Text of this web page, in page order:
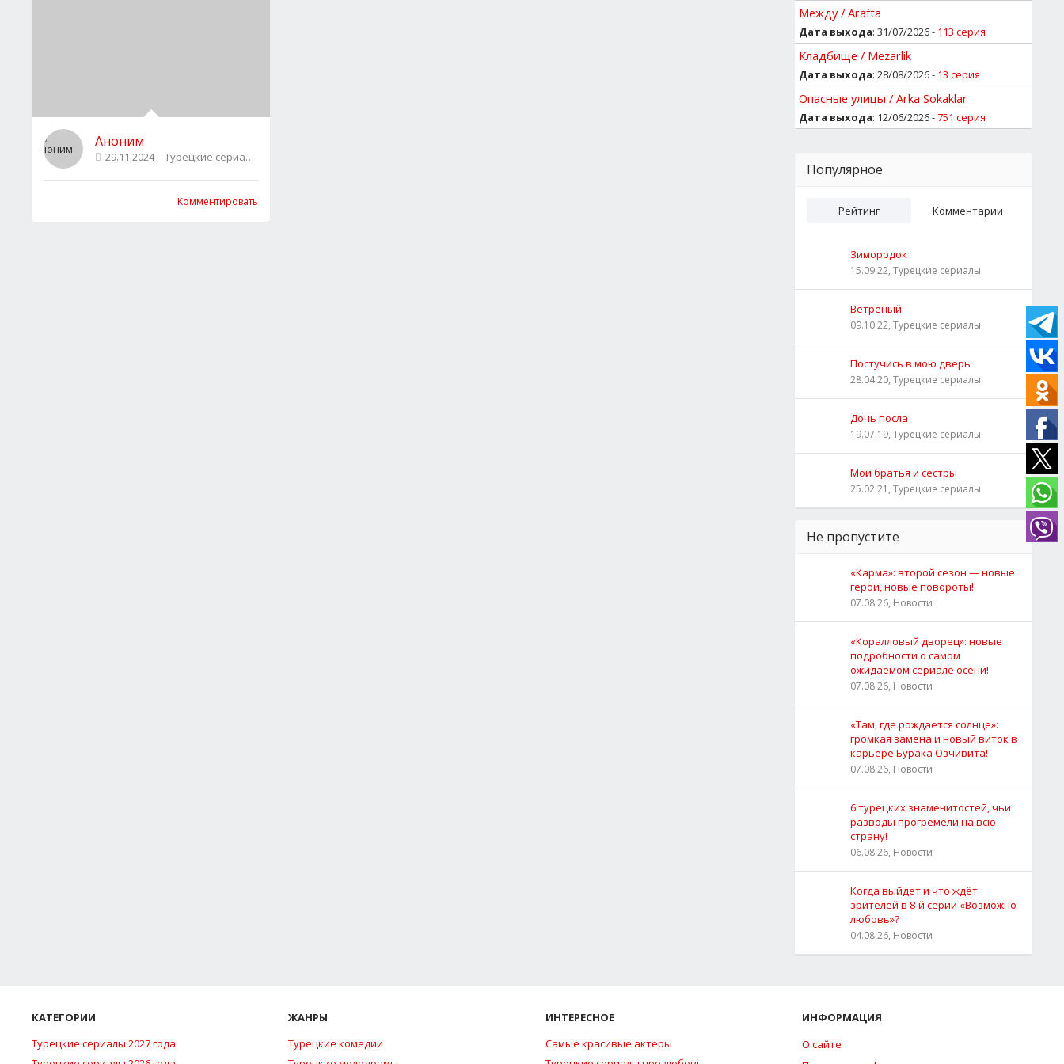
Аноним
29.11.2024 Турецкие сериалы
Комментировать
Между / Arafta
Дата выхода: 31/07/2026 - 113 серия
Кладбище / Mezarlik
Дата выхода: 28/08/2026 - 13 серия
Опасные улицы / Arka Sokaklar
Дата выхода: 12/06/2026 -751 серия
Популярное
Рейтинг Комментарии
Зимородок
15.09.22, Турецкие сериалы
Ветреный
09.10.22, Турецкие сериалы
Постучись в мою дверь
28.04.20, Турецкие сериалы
Дочь посла
19.07.19, Турецкие сериалы
Мои братья и сестры
25.02.21, Турецкие сериалы
Не пропустите
«Карма»: второй сезон — новые
герои, новые повороты!
07.08.26, Новости
«Коралловый дворец»: новые
подробности о самом
ожидаемом сериале осени!
07.08.26, Новости
«Там, где рождается солнце»:
громкая замена и новый виток в
карьере Бурака Озчивита!
07.08.26, Новости
6 турецких знаменитостей, чьи
разводы прогремели на всю
страну!
06.08.26, Новости
Когда выйдет и что ждёт
зрителей в 8-й серии «Возможно
любовь»?
04.08.26, Новости
КАТЕГОРИИ
Турецкие сериалы 2027 года
ЖАНРЫ
Турецкие комедии
ИНТЕРЕСНОЕ
Самые красивые актеры
ИНФОРМАЦИЯ
О сайте